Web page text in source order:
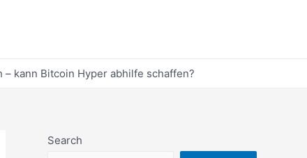
kann Bitcoin Hyper abhilfe schaffen?
Search